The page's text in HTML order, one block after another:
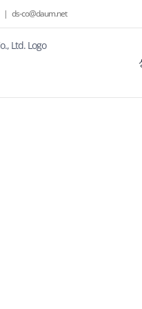
| ds-co@daum.net